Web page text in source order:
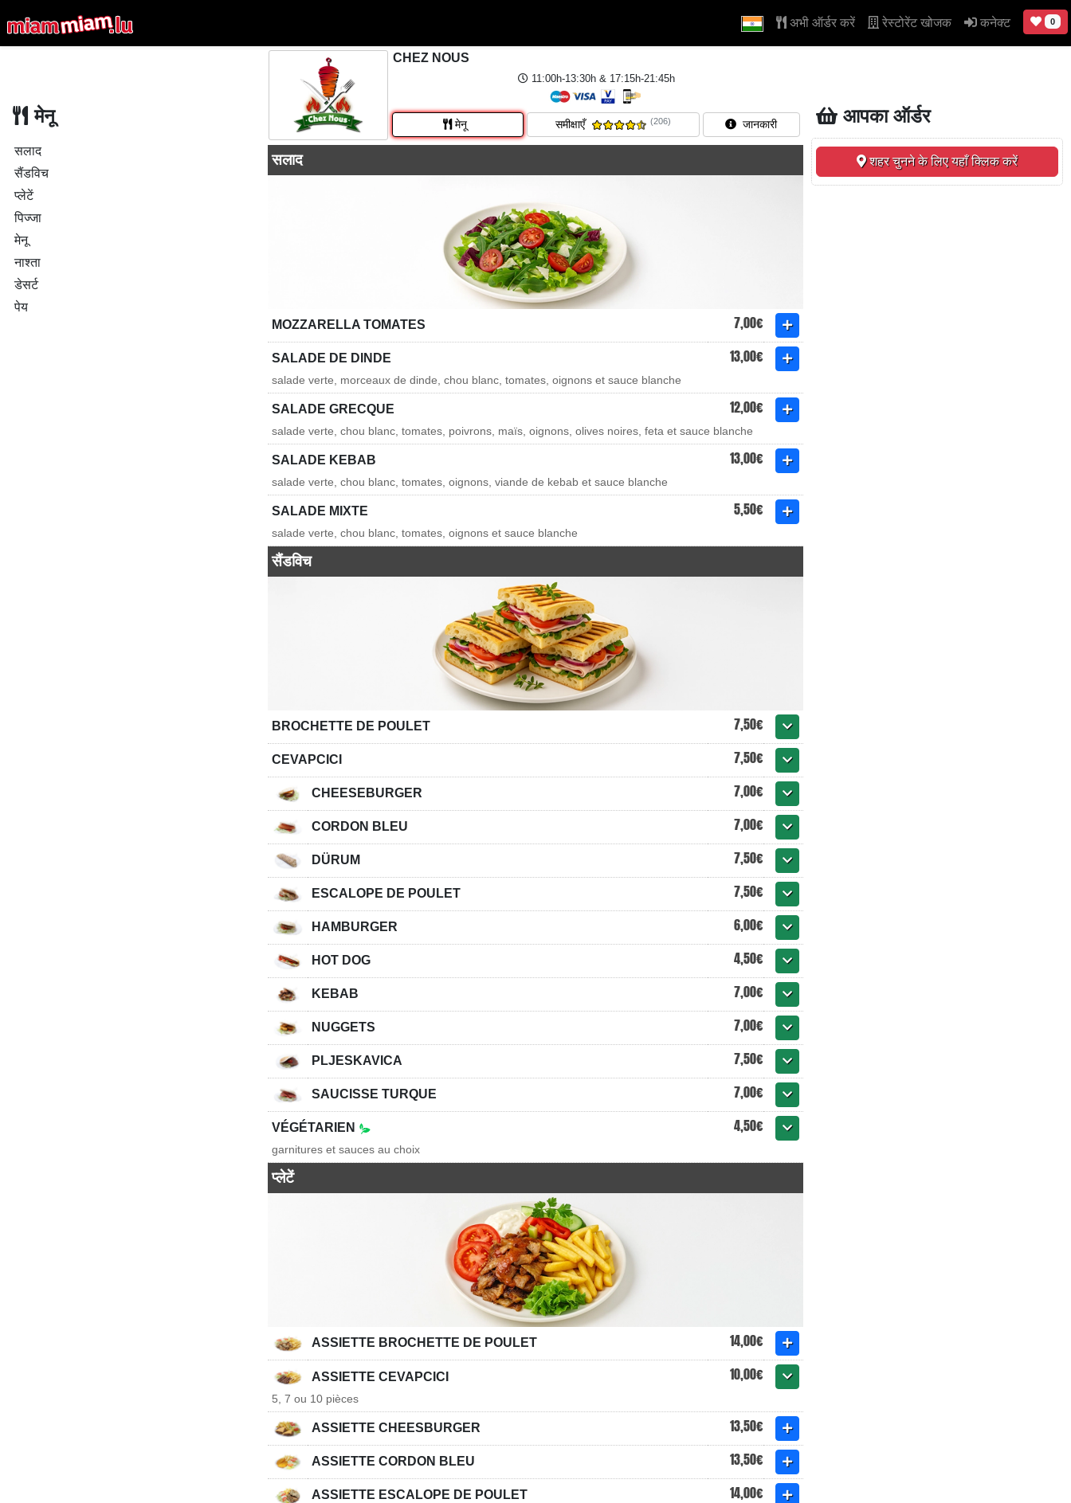
अभी ऑर्डर करें रेस्टोरेंट खोजक कनेक्ट 0
मेनू
सलाद
सैंडविच
प्लेटें
पिज्जा
मेनू
नाश्ता
डेसर्ट
पेय
CHEZ NOUS
11:00h-13:30h & 17:15h-21:45h
मेनू समीक्षाएँ (206) जानकारी
सलाद
MOZZARELLA TOMATES 7,00€
SALADE DE DINDE 13,00€
salade verte, morceaux de dinde, chou blanc, tomates, oignons et sauce blanche
SALADE GRECQUE 12,00€
salade verte, chou blanc, tomates, poivrons, maïs, oignons, olives noires, feta et sauce blanche
SALADE KEBAB 13,00€
salade verte, chou blanc, tomates, oignons, viande de kebab et sauce blanche
SALADE MIXTE 5,50€
salade verte, chou blanc, tomates, oignons et sauce blanche
सैंडविच
BROCHETTE DE POULET 7,50€
CEVAPCICI 7,50€
CHEESEBURGER 7,00€
CORDON BLEU 7,00€
DÜRUM 7,50€
ESCALOPE DE POULET 7,50€
HAMBURGER 6,00€
HOT DOG 4,50€
KEBAB 7,00€
NUGGETS 7,00€
PLJESKAVICA 7,50€
SAUCISSE TURQUE 7,00€
VÉGÉTARIEN 4,50€
garnitures et sauces au choix
प्लेटें
ASSIETTE BROCHETTE DE POULET 14,00€
ASSIETTE CEVAPCICI 10,00€
5, 7 ou 10 pièces
ASSIETTE CHEESBURGER 13,50€
ASSIETTE CORDON BLEU 13,50€
ASSIETTE ESCALOPE DE POULET 14,00€
आपका ऑर्डर
शहर चुनने के लिए यहाँ क्लिक करें